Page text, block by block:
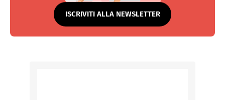
ISCRIVITI ALLA NEWSLETTER